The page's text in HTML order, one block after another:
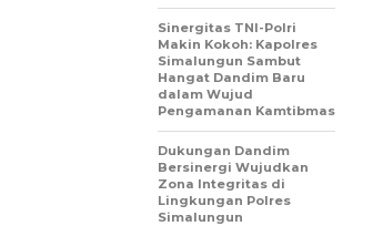
Sinergitas TNI-Polri
Makin Kokoh: Kapolres
Simalungun Sambut
Hangat Dandim Baru
dalam Wujud
Pengamanan Kamtibmas
Dukungan Dandim
Bersinergi Wujudkan
Zona Integritas di
Lingkungan Polres
Simalungun